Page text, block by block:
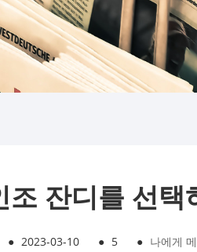
조 잔디를 선택
● 2023-03-10 ● 5 ● 나에게